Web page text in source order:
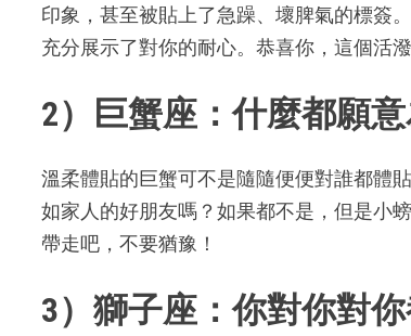
印象，甚至被貼上了急躁、壞脾氣的標簽
充分展示了對你的耐心。恭喜你，這個活
2）巨蟹座：什麼都願
溫柔體貼的巨蟹可不是隨隨便便對誰都體
如家人的好朋友嗎？如果都不是，但是小
帶走吧，不要猶豫！
3）獅子座：你對你對